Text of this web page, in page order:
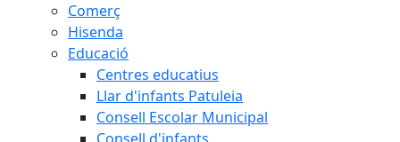
Comerç
Hisenda
Educació
Centres educatius
Llar d'infants Patuleia
Consell Escolar Municipal